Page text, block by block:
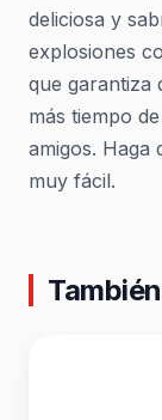
deliciosa y
explosiones
que garantiza
más tiempo
amigos. Haga
muy fácil.